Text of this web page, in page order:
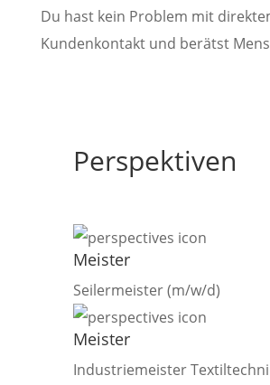
Du hast kein Problem mit
Kundenkontakt und berätst
Perspektiven
Meister
Seilermeister (m/w/d)
Meister
Industriemeister